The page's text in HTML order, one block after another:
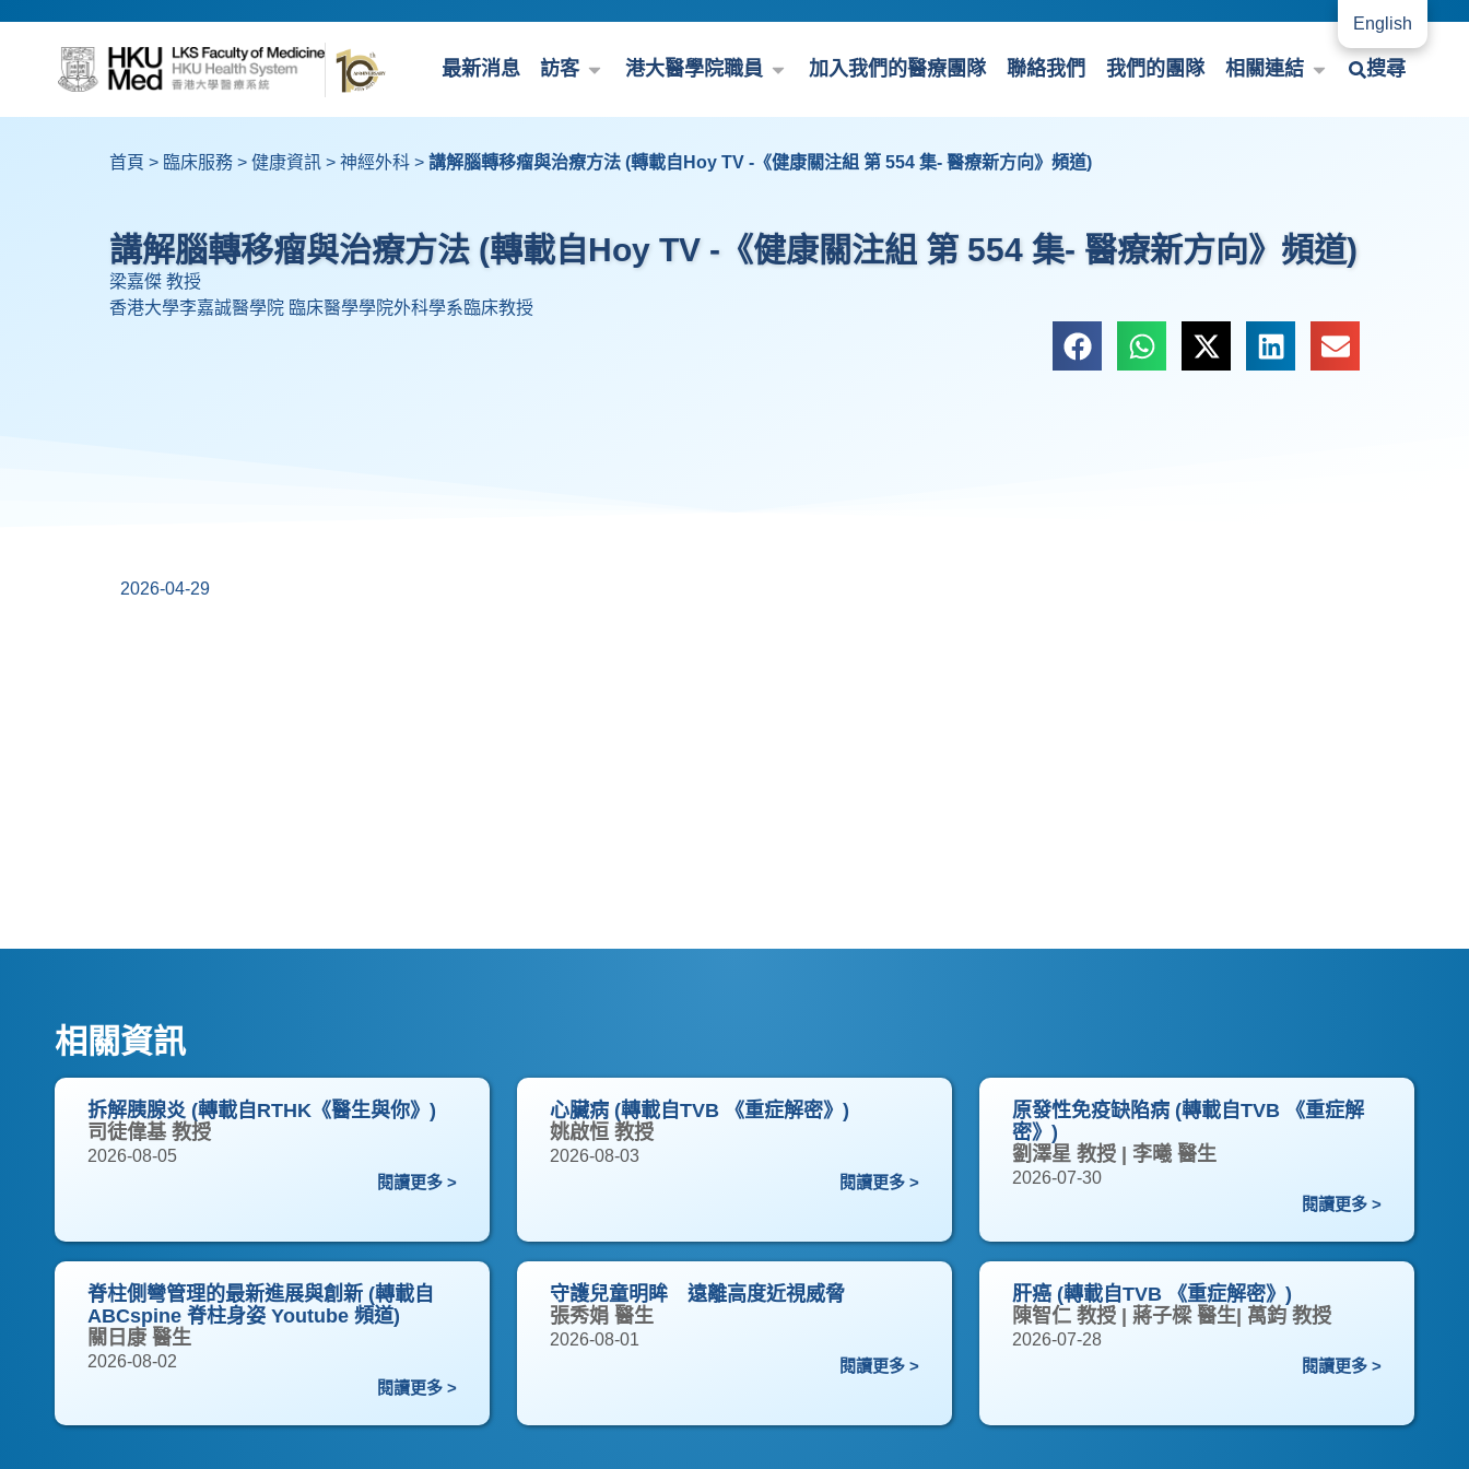
English
最新消息 訪客 港大醫學院職員 加入我們的醫療團隊 聯絡我們 我們的團隊 相關連結 搜尋
首頁 > 臨床服務 > 健康資訊 > 神經外科 > 講解腦轉移瘤與治療方法 (轉載自Hoy TV -《健康關注組 第 554 集- 醫療新方向》頻道)
講解腦轉移瘤與治療方法 (轉載自Hoy TV -《健康關注組 第 554 集- 醫療新方向》頻道)
梁嘉傑 教授
香港大學李嘉誠醫學院 臨床醫學學院外科學系臨床教授
2026-04-29
相關資訊
拆解胰腺炎 (轉載自RTHK《醫生與你》)
司徒偉基 教授
2026-08-05
閱讀更多 >
心臟病 (轉載自TVB 《重症解密》)
姚啟恒 教授
2026-08-03
閱讀更多 >
原發性免疫缺陷病 (轉載自TVB 《重症解
密》)
劉澤星 教授 | 李曦 醫生
2026-07-30
閱讀更多 >
脊柱側彎管理的最新進展與創新 (轉載自
ABCspine 脊柱身姿 Youtube 頻道)
關日康 醫生
2026-08-02
閱讀更多 >
守護兒童明眸 遠離高度近視威脅
張秀娟 醫生
2026-08-01
閱讀更多 >
肝癌 (轉載自TVB 《重症解密》)
陳智仁 教授 | 蔣子樑 醫生| 萬鈞 教授
2026-07-28
閱讀更多 >